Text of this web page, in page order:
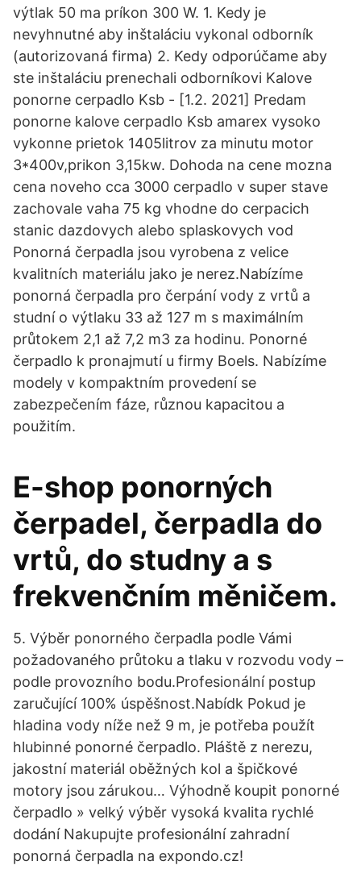
výtlak 50 ma príkon 300 W. 1. Kedy je
nevyhnutné aby inštaláciu vykonal odborník
(autorizovaná firma) 2. Kedy odporúčame aby
ste inštaláciu prenechali odborníkovi Kalove
ponorne cerpadlo Ksb - [1.2. 2021] Predam
ponorne kalove cerpadlo Ksb amarex vysoko
vykonne prietok 1405litrov za minutu motor
3*400v,prikon 3,15kw. Dohoda na cene mozna
cena noveho cca 3000 cerpadlo v super stave
zachovale vaha 75 kg vhodne do cerpacich
stanic dazdovych alebo splaskovych vod
Ponorná čerpadla jsou vyrobena z velice
kvalitních materiálu jako je nerez.Nabízíme
ponorná čerpadla pro čerpání vody z vrtů a
studní o výtlaku 33 až 127 m s maximálním
průtokem 2,1 až 7,2 m3 za hodinu. Ponorné
čerpadlo k pronajmutí u firmy Boels. Nabízíme
modely v kompaktním provedení se
zabezpečením fáze, různou kapacitou a
použitím.
E-shop ponorných
čerpadel, čerpadla do
vrtů, do studny a s
frekvenčním měničem.
5. Výběr ponorného čerpadla podle Vámi
požadovaného průtoku a tlaku v rozvodu vody –
podle provozního bodu.Profesionální postup
zaručující 100% úspěšnost.Nabídk Pokud je
hladina vody níže než 9 m, je potřeba použít
hlubinné ponorné čerpadlo. Pláště z nerezu,
jakostní materiál oběžných kol a špičkové
motory jsou zárukou… Výhodně koupit ponorné
čerpadlo » velký výběr vysoká kvalita rychlé
dodání Nakupujte profesionální zahradní
ponorná čerpadla na expondo.cz!